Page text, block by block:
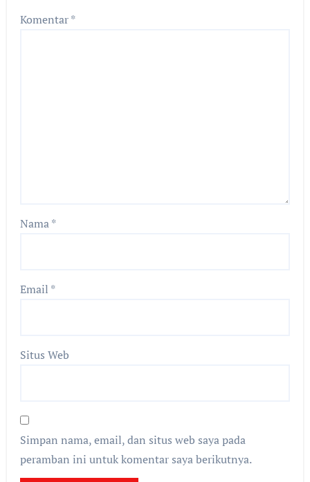
Komentar*
Nama*
Email *
Situs Web
Simpan nama, email, dan situs web saya pada
peramban ini untuk komentar saya berikutnya.